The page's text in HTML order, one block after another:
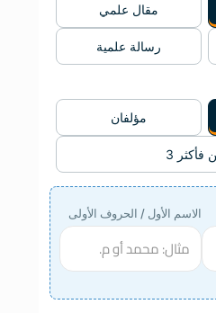
مقال علمي
رسالة علمية
مؤلفان
فأكثر
الاسم الأول / الحروف الأولى